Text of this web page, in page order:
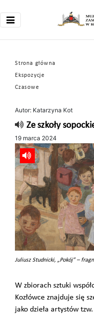
Strona główna
Ekspozycje
Czasowe
Autor: Katarzyna Kot
Ze szkoły
19 marca 2024
Juliusz Studnicki, „Pokój” –
W zbiorach sztuki
Kozłówce znajduje się
jako dzieła artystów tzw.